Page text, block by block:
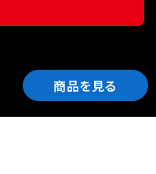
商品を見る